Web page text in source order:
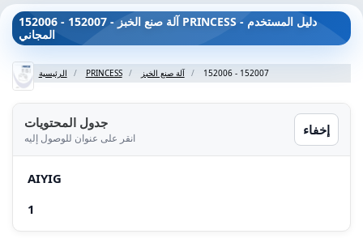
152006 - 152007 - آلة صنع الخبز PRINCESS - دليل المستخدم
المجاني
الرئيسية PRINCESS آلة صنع الخبز 152006 - 152007
جدول المحتويات
انقر على عنوان للوصول إليه
إخفاء
AIYIG
1